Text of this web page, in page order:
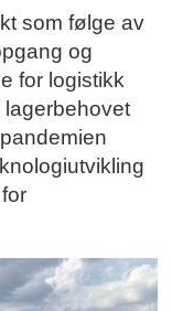
som følge av
og
for logistikk